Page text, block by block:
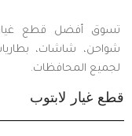
تسوق أفضل قطع غيار
شواحن، شاشات،
لجميع المحافظات.
قطع غيار لابتوب